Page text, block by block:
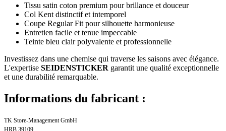
Tissu satin coton premium pour brillance et douceur
Col Kent distinctif et intemporel
Coupe Regular Fit pour silhouette harmonieuse
Entretien facile et tenue impeccable
Teinte bleu clair polyvalente et professionnelle
Investissez dans une chemise qui traverse les saisons avec élégance.
L'expertise SEIDENSTICKER garantit une qualité exceptionnelle
et une durabilité remarquable.
Informations du fabricant :
TK Store-Management GmbH
HRB 39109